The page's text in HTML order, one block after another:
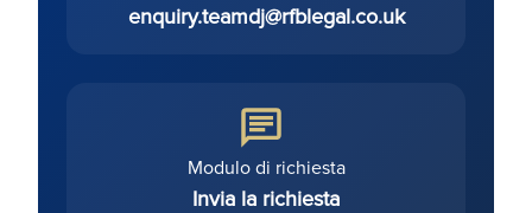
enquiry.teamdj@rfblegal.co.uk
Modulo di richiesta
Invia la richiesta